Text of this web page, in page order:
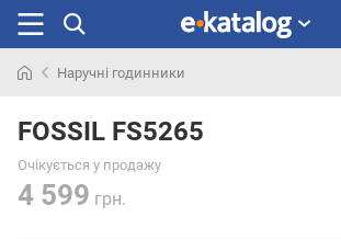
раніше
Наручні годинники
FOSSIL FS5265
Очікується у продажу
4 599 грн.